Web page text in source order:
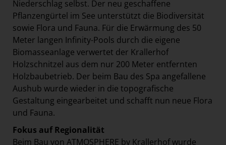
Niederschlag selbst. Der neu geschaffene
Pflanzengürtel im See unterstützt die Biodiversität
sowie Flora und Fauna. Für die Erwärmung des 50
Meter langen Infinity-Pools durch die eigene
Biomasseanlage verwertet der Krallerhof
Holzschnitzel aus dem nur 200 Meter entfernten
Holzbaubetrieb. Der beim Bau des Spa angefallene
Aushub wurde wieder in die topografische
Gestaltung eingearbeitet und schafft nun neue Flora
und Fauna.
Fokus auf Regionalität
Beim Bau von ATMOSPHERE by Krallerhof wurde